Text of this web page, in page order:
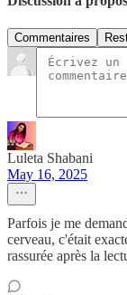
Commentaires
Luleta Shabani
May 16, 2025
Parfois je me
cerveau, c'était
rassurée après la